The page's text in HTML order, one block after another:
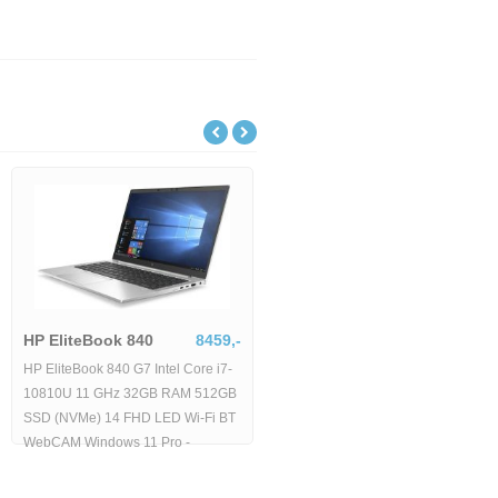
HP EliteBook 840 8459,-
HP EliteBook 840 G7 Intel Core i7-
10810U 11 GHz 32GB RAM 512GB
SSD (NVMe) 14 FHD LED Wi-Fi BT
WebCAM Windows 11 Pro -